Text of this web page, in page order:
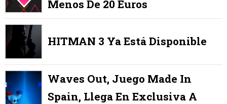
Menos De 20 Euros
HITMAN 3 Ya Está Disponible
Waves Out, Juego Made In
Spain, Llega En Exclusiva A